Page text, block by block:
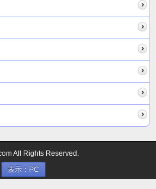
All Rights Reserved.
表示：PC